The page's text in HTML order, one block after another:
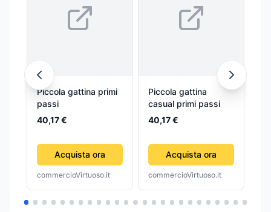
Piccola gattina primi
passi
40,17 €
Acquista ora
commercioVirtuoso.it
Piccola gattina
casual primi passi
40,17 €
Acquista ora
commercioVirtuoso.it